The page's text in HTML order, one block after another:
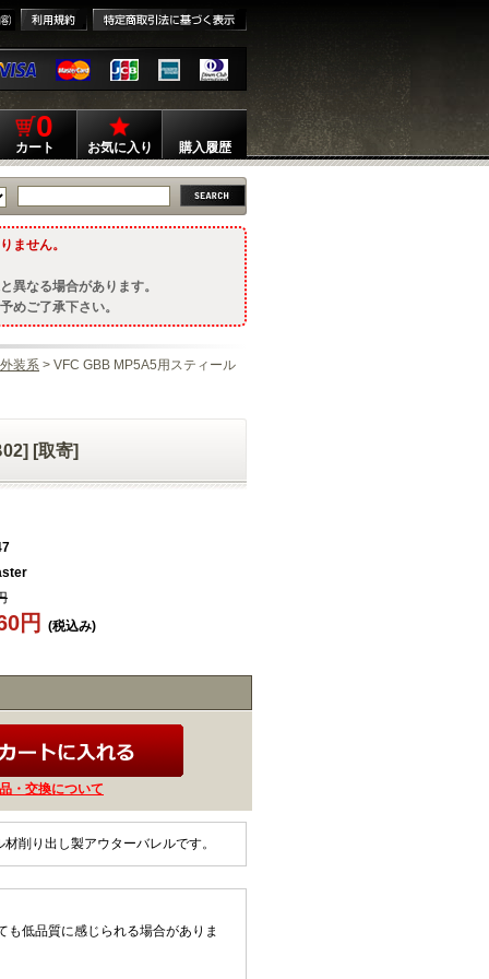
0
カート お気に入り 購入履歴
ません。
異なる場合があります。
めご了承下さい。
外装系 > VFC GBB MP5A5用スティール
[取寄]
円
(税込み)
・交換について
削り出し製アウターバレルです。
低品質に感じられる場合がありま